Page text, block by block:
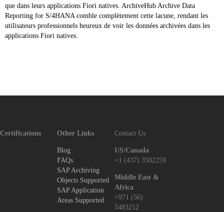
que dans leurs applications Fiori natives. ArchiveHub Archive Data
Reporting for S/4HANA comble complètement cette lacune, rendant les
utilisateurs professionnels heureux de voir les données archivées dans les
applications Fiori natives.
Certifications Other Links
Blog
FAQs
SAP Archiving
Objects Supported
SAP Application
Areas Supported
Contact Us
US/Canada
+1 (437) 3502259
Middle East &
Africa
+971 (56)
5483212